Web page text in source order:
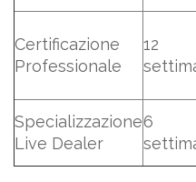
Certificazione
Professionale
12
Specializzazione
Live Dealer
6